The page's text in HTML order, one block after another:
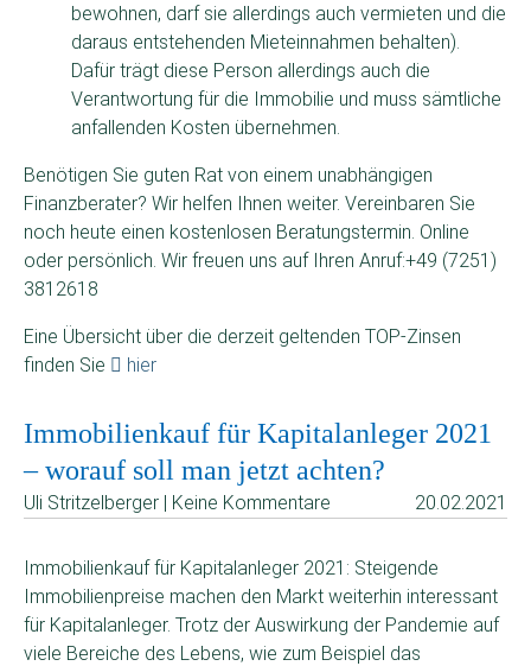
bewohnen, darf sie allerdings auch vermieten und die
daraus entstehenden Mieteinnahmen behalten).
Dafür trägt diese Person allerdings auch die
Verantwortung für die Immobilie und muss sämtliche
anfallenden Kosten übernehmen.
Benötigen Sie guten Rat von einem unabhängigen
Finanzberater? Wir helfen Ihnen weiter. Vereinbaren Sie
noch heute einen kostenlosen Beratungstermin. Online
oder persönlich. Wir freuen uns auf Ihren Anruf:+49 (7251)
3812618
Eine Übersicht über die derzeit geltenden TOP-Zinsen
finden Sie
hier
Immobilienkauf für Kapitalanleger 2021
– worauf soll man jetzt achten?
Uli Stritzelberger | Keine Kommentare 20.02.2021
Immobilienkauf für Kapitalanleger 2021: Steigende
Immobilienpreise machen den Markt weiterhin interessant
für Kapitalanleger. Trotz der Auswirkung der Pandemie auf
viele Bereiche des Lebens, wie zum Beispiel das